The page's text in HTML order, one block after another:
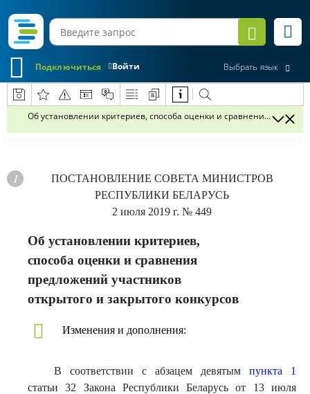
Войти
Подключиться Выбрать язык
Об установлении критериев, способа оценки и сравнения
ПОСТАНОВЛЕНИЕ СОВЕТА МИНИСТРОВ
РЕСПУБЛИКИ БЕЛАРУСЬ
2 июля 2019 г. № 449
Об установлении критериев,
способа оценки и сравнения
предложений участников
открытого и закрытого конкурсов
Изменения и дополнения:
В соответствии с абзацем девятым пункта 1
статьи 32 Закона Республики Беларусь от 13 июля